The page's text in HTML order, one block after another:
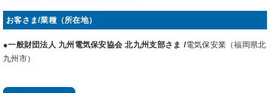
お客さま/業種（所在地）
●一般財団法人 九州電気保安協会 北九州支部さま /電気保安業（福岡県北
九州市）